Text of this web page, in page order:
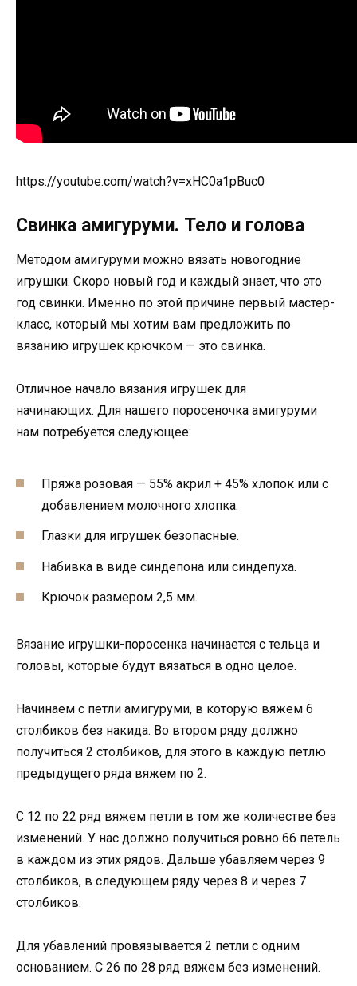
https://youtube.com/watch?v=xHC0a1pBuc0
Свинка амигуруми. Тело и голова
Методом амигуруми можно вязать новогодние
игрушки. Скоро новый год и каждый знает, что это
год свинки. Именно по этой причине первый мастер-
класс, который мы хотим вам предложить по
вязанию игрушек крючком — это свинка.
Отличное начало вязания игрушек для
начинающих. Для нашего поросеночка амигуруми
нам потребуется следующее:
Пряжа розовая — 55% акрил + 45% хлопок или с
добавлением молочного хлопка.
Глазки для игрушек безопасные.
Набивка в виде синдепона или синдепуха.
Крючок размером 2,5 мм.
Вязание игрушки-поросенка начинается с тельца и
головы, которые будут вязаться в одно целое.
Начинаем с петли амигуруми, в которую вяжем 6
столбиков без накида. Во втором ряду должно
получиться 2 столбиков, для этого в каждую петлю
предыдущего ряда вяжем по 2.
С 12 по 22 ряд вяжем петли в том же количестве без
изменений. У нас должно получиться ровно 66 петель
в каждом из этих рядов. Дальше убавляем через 9
столбиков, в следующем ряду через 8 и через 7
столбиков.
Для убавлений провязывается 2 петли с одним
основанием. С 26 по 28 ряд вяжем без изменений.